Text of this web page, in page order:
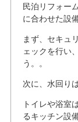
民泊リフォー
に合わせた設
まず、セキュ
ェックを行い
う。。
次に、水回り
トイレや浴室
るキッチン設